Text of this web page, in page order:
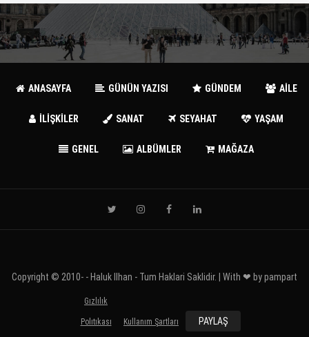
ANASAYFA GÜNÜN YAZISI GÜNDEM AİLE
İLİŞKİLER SANAT SEYAHAT YAŞAM
GENEL ALBÜMLER MAĞAZA
Copyright © 2010- - Haluk Ilhan - Tum Haklari Saklidir. | With ❤ bypampart
Gızlılık
Polıtıkası Kullanım Şartları PAYLAŞ